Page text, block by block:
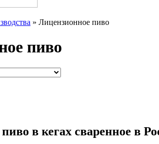
» Лицензионное пиво
пиво
в кегах сваренное в